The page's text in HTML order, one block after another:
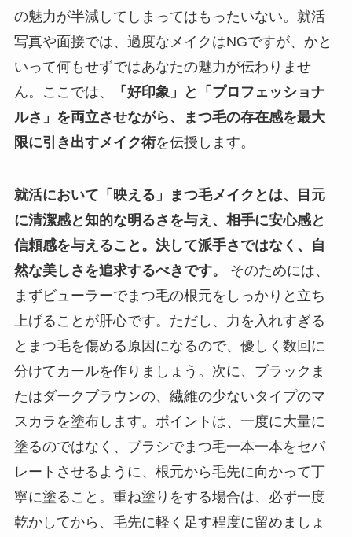
の魅力が半減してしまってはもったいない。就活
写真や面接では、過度なメイクはNGですが、かと
いって何もせずではあなたの魅力が伝わりませ
ん。ここでは、
「好印象」と「プロフェッショナ
ルさ」を両立させながら、まつ毛の存在感を最大
限に引き出すメイク術を伝授します。
就活において「映える」まつ毛メイクとは、目元
に清潔感と知的な明るさを与え、相手に安心感と
信頼感を与えること。決して派手さではなく、自
然な美しさを追求するべきです。
そのためには、
まずビューラーでまつ毛の根元をしっかりと立ち
上げることが肝心です。ただし、力を入れすぎる
とまつ毛を傷める原因になるので、優しく数回に
分けてカールを作りましょう。次に、ブラックま
たはダークブラウンの、繊維の少ないタイプのマ
スカラを塗布します。ポイントは、一度に大量に
塗るのではなく、ブラシでまつ毛一本一本をセパ
レートさせるように、根元から毛先に向かって丁
寧に塗ること。重ね塗りをする場合は、必ず一度
乾かしてから、毛先に軽く足す程度に留めましょ